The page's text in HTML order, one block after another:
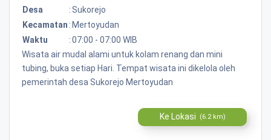
Desa
: Sukorejo
Kecamatan : Mertoyudan
Waktu
:07:00 - 07:00 WIB
Wisata air mudal alami untuk kolam renang dan mini
tubing, buka setiap Hari. Tempat wisata ini dikelola oleh
pemerintah desa Sukorejo Mertoyudan
Ke Lokasi (6.2 km)